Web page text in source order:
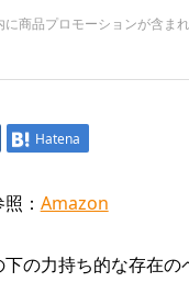
商品プロモーションが含まれ
Hatena
： Amazon
の力持ち的な存在の